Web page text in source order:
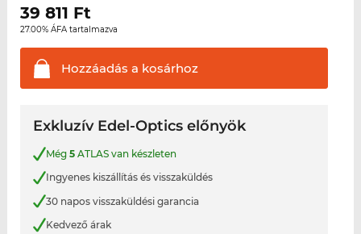
39 811 Ft
27.00% ÁFA tartalmazva
Hozzáadás a kosárhoz
Exkluzív Edel-Optics előnyök
Még 5ATLAS van készleten
Ingyenes kiszállítás és visszaküldés
30 napos visszaküldési garancia
Kedvező árak